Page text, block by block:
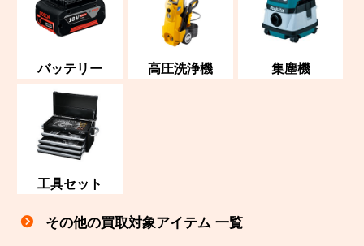
バッテリー 高圧洗浄機 集塵機
工具セット
その他の買取対象アイテム 一覧